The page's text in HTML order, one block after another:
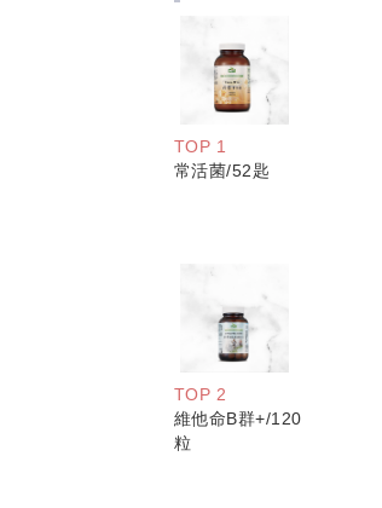
TOP 1
常活菌/52匙
TOP 2
維他命B群+/120
粒